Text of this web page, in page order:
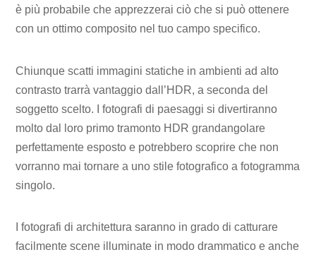
è più probabile che apprezzerai ciò che si può ottenere
con un ottimo composito nel tuo campo specifico.
Chiunque scatti immagini statiche in ambienti ad alto
contrasto trarrà vantaggio dall’HDR, a seconda del
soggetto scelto. I fotografi di paesaggi si divertiranno
molto dal loro primo tramonto HDR grandangolare
perfettamente esposto e potrebbero scoprire che non
vorranno mai tornare a uno stile fotografico a fotogramma
singolo.
I fotografi di architettura saranno in grado di catturare
facilmente scene illuminate in modo drammatico e anche